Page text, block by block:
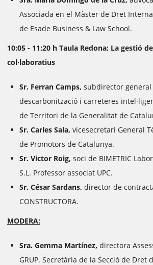
Associada en el Màster de Dret
de Esade Business & Law School.
10:05 - 11:20 h Taula Redona: La gestió
col·laboratius
Sr. Ferran Camps, subdirector general
descarbonització i carreteres
de Territori de la Generalitat de
Sr. Carles Sala, vicesecretari General
de Promotors de Catalunya.
Sr. Victor Roig, soci de BIMETRIC
S.L. Professor associat UPC.
Sr. César Sardans, director de
CONSTRUCTORA.
MODERA:
Sra. Gemma Martínez, directora
GRUP. Secretària de la Secció de Dret